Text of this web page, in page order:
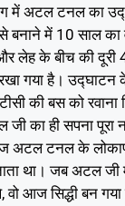
में अटल टनल का
में 10 साल का
लेह के बीच की
रखा गया है।
की बस को रवाना
जी का ही सपना
अटल टनल के
था। जब अटल
आज सिद्धी बन गया